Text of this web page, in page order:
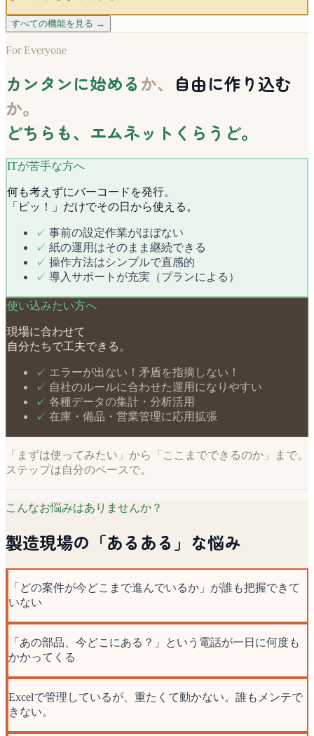
すべての機能を見る →
For Everyone
カンタンに始める か、 自由に作り込む
か。
どちらも、エムネットくらうど。
ITが苦手な方へ
何も考えずにバーコードを発行。
「ピッ！」だけでその日から使える。
✓ 事前の設定作業がほぼない
✓ 紙の運用はそのまま継続できる
✓ 操作方法はシンプルで直感的
✓ 導入サポートが充実（プランによる）
使い込みたい方へ
現場に合わせて
自分たちで工夫できる。
✓ エラーが出ない！矛盾を指摘しない！
✓ 自社のルールに合わせた運用になりやすい
✓ 各種データの集計・分析活用
✓ 在庫・備品・営業管理に応用拡張
「まずは使ってみたい」から「ここまでできるのか」まで。
ステップは自分のペースで。
こんなお悩みはありませんか？
製造現場の「あるある」な悩み
「どの案件が今どこまで進んでいるか」が誰も把握できて
いない
「あの部品、今どこにある？」という電話が一日に何度も
かかってくる
Excelで管理しているが、重たくて動かない。誰もメンテで
きない。